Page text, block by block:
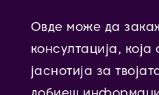
Овде може да
консултација,
јаснотија за